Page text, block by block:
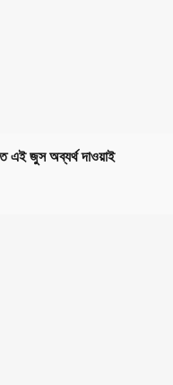
এই জুস অব্যর্থ দাওয়াই